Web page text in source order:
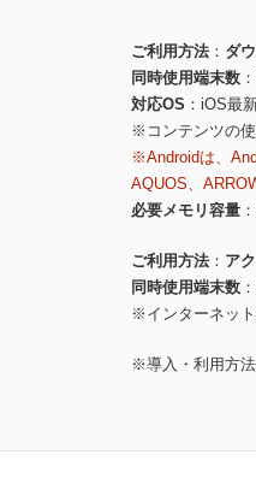
ご利用方法
ダ
同時使用端末数
対応OS
iOS最
※コンテンツの
※Androidは、
AQUOS、
必要メモリ容量
ご利用方法
ア
同時使用端末数
※インターネッ
※導入・利用方